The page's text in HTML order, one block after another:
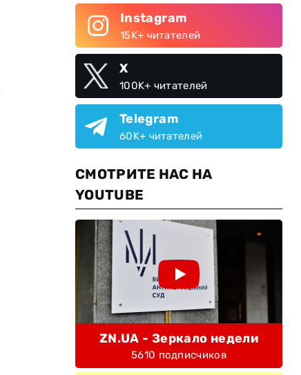
Instagram
15K+ читателей
X
100K+ читателей
Telegram
60K+ читателей
СМОТРИТЕ НАС НА
YOUTUBE
ZN.UA - Зеркало недели
5610 подписчиков